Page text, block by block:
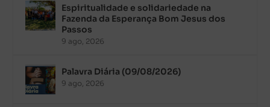
Espiritualidade e solidariedade na
Fazenda da Esperança Bom Jesus dos
Passos
9 ago, 2026
Palavra Diária (09/08/2026)
9 ago, 2026